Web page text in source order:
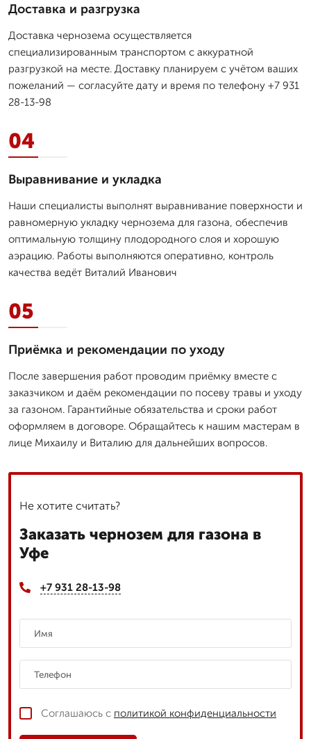
Доставка и разгрузка
Доставка чернозема осуществляется
специализированным транспортом с аккуратной
разгрузкой на месте. Доставку планируем с учётом ваших
пожеланий — согласуйте дату и время по телефону +7 931
28-13-98
04
Выравнивание и укладка
Наши специалисты выполнят выравнивание поверхности и
равномерную укладку чернозема для газона, обеспечив
оптимальную толщину плодородного слоя и хорошую
аэрацию. Работы выполняются оперативно, контроль
качества ведёт Виталий Иванович
05
Приёмка и рекомендации по уходу
После завершения работ проводим приёмку вместе с
заказчиком и даём рекомендации по посеву травы и уходу
за газоном. Гарантийные обязательства и сроки работ
оформляем в договоре. Обращайтесь к нашим мастерам в
лице Михаилу и Виталию для дальнейших вопросов.
Не хотите считать?
Заказать чернозем для газона в
Уфе
+7 931 28-13-98
Соглашаюсь с политикой конфиденциальности